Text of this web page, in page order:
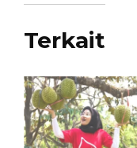
Terkait